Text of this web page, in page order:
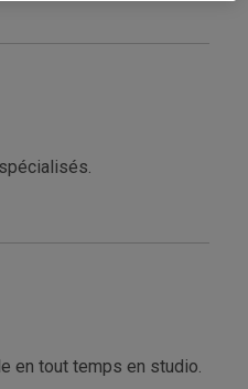
en tout temps en studio.